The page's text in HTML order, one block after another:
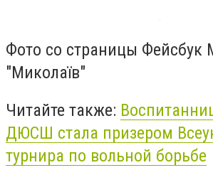
Фото со страницы Фейсбук
"Миколаїв"
Читайте также:
ДЮСШ стала призером
турнира по вольной борьбе